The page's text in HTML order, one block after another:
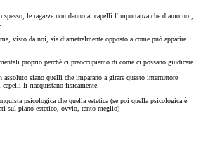
spesso; le ragazze non danno ai capelli l'importanza che diamo noi,
visto da noi, sia diametralmente opposto a come può apparire
proprio perchè ci preoccupiamo di come ci possano giudicare
siano quelli che imparano a girare questo interruttore
li riacquistano fisicamente.
psicologica che quella estetica (se poi quella psicologica è
sul piano estetico, ovvio, tanto meglio)